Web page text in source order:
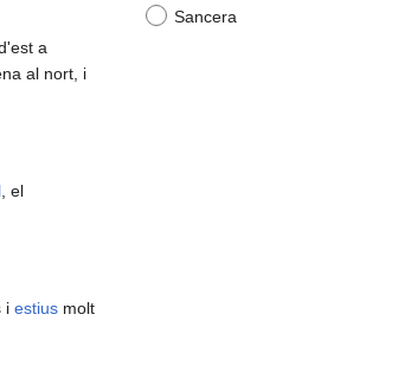
Sancera
a
al nort, i
, el
i estius molt